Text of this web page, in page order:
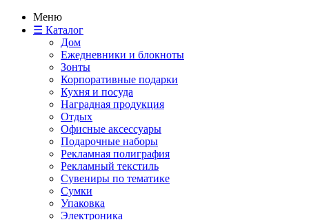
Меню
☰ Каталог
Дом
Ежедневники и блокноты
Зонты
Корпоративные подарки
Кухня и посуда
Наградная продукция
Отдых
Офисные аксессуары
Подарочные наборы
Рекламная полиграфия
Рекламный текстиль
Сувениры по тематике
Сумки
Упаковка
Электроника